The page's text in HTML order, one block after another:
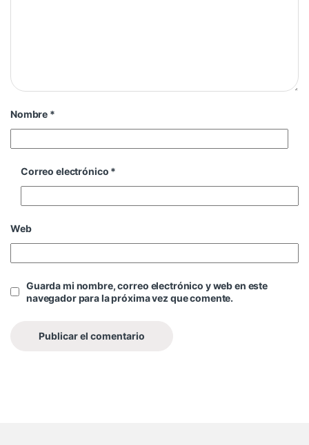
Nombre *
Correo electrónico *
Web
Guarda mi nombre, correo electrónico y web en este
navegador para la próxima vez que comente.